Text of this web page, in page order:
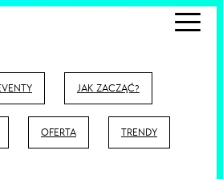
JAK ZACZĄĆ?
OFERTA TRENDY